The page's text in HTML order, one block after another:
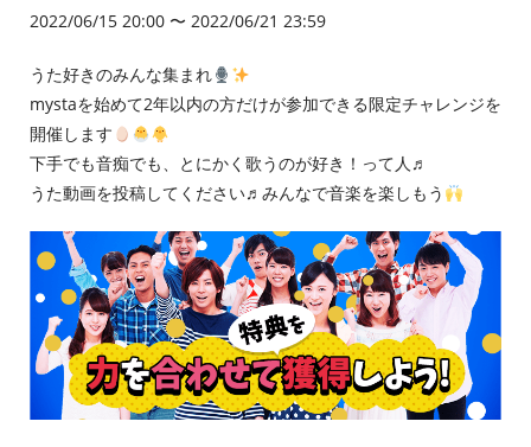
2022/06/15 20:00 〜 2022/06/21 23:59
うた好きのみんな集まれ
mystaを始めて2年以内の方だけが参加できる限定チャレンジを
開催します
下手でも音痴でも、とにかく歌うのが好き！って人♬
うた動画を投稿してください♬みんなで音楽を楽しもう